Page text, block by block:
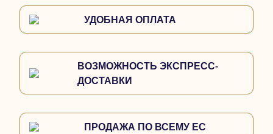
УДОБНАЯ ОПЛАТА
ВОЗМОЖНОСТЬ ЭКСПРЕСС-
ДОСТАВКИ
ПРОДАЖА ПО ВСЕМУ ЕС